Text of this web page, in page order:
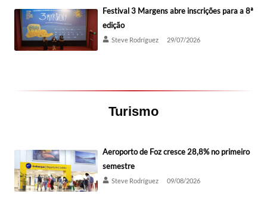
Festival 3 Margens abre inscrições para a 8ª
edição
Steve Rodríguez 29/07/2026
Turismo
Aeroporto de Foz cresce 28,8% no primeiro
semestre
Steve Rodríguez 09/08/2026